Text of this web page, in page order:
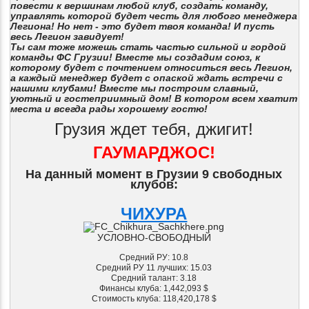
повести к вершинам любой клуб, создать команду,
управлять которой будет честь для любого менеджера
Легиона! Но нет - это будет твоя команда! И пусть
весь Легион завидует!
Ты сам тоже можешь стать частью сильной и гордой
команды ФС Грузии! Вместе мы создадим союз, к
которому будет с почтением относиться весь Легион,
а каждый менеджер будет с опаской ждать встречи с
нашими клубами! Вместе мы построим славный,
уютный и гостеприимный дом! В котором всем хватит
места и всегда рады хорошему гостю!
Грузия ждет тебя, джигит!
ГАУМАРДЖОС!
На данный момент в Грузии 9 свободных
клубов:
ЧИХУРА
УСЛОВНО-СВОБОДНЫЙ
Средний РУ: 10.8
Средний РУ 11 лучших: 15.03
Средний талант: 3.18
Финансы клуба: 1,442,093 $
Стоимость клуба: 118,420,178 $